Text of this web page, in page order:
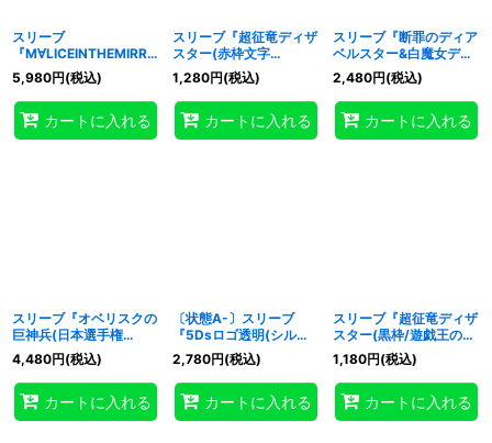
スリーブ
『M∀LICEINTHEMIRRO
R(YCSJ2025TOKYO)
』100枚入り【-】{-}
《スリーブ》
5,980円(税込)
カートに入れる
スリーブ『超征竜ディザ
スター(赤枠文字
有/YCSJ2025TOKYO)
』100枚入り【-】{-}
《スリーブ》
1,280円(税込)
カートに入れる
スリーブ『断罪のディア
ベルスター&白魔女ディ
アベルゼ』200枚入り
【-】{-}《スリーブ》
2,480円(税込)
カートに入れる
スリーブ『オベリスクの
巨神兵(日本選手権
2025)』100枚入り
【-】{-}《スリーブ》
4,480円(税込)
カートに入れる
〔状態A-〕スリーブ
『5Dsロゴ透明(シルバ
ー)』100枚入り【-】{-}
《スリーブ》
2,780円(税込)
カートに入れる
スリーブ『超征竜ディザ
スター(黒枠/遊戯王の
日)』100枚入り【-】{-}
《スリーブ》
1,180円(税込)
カートに入れる